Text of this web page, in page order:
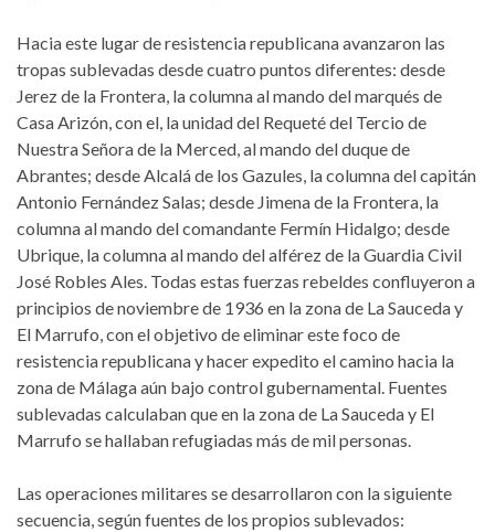
Hacia este lugar de resistencia republicana avanzaron las
tropas sublevadas desde cuatro puntos diferentes: desde
Jerez de la Frontera, la columna al mando del marqués de
Casa Arizón, con el, la unidad del Requeté del Tercio de
Nuestra Señora de la Merced, al mando del duque de
Abrantes; desde Alcalá de los Gazules, la columna del capitán
Antonio Fernández Salas; desde Jimena de la Frontera, la
columna al mando del comandante Fermín Hidalgo; desde
Ubrique, la columna al mando del alférez de la Guardia Civil
José Robles Ales. Todas estas fuerzas rebeldes confluyeron a
principios de noviembre de 1936 en la zona de La Sauceda y
El Marrufo, con el objetivo de eliminar este foco de
resistencia republicana y hacer expedito el camino hacia la
zona de Málaga aún bajo control gubernamental. Fuentes
sublevadas calculaban que en la zona de La Sauceda y El
Marrufo se hallaban refugiadas más de mil personas.
Las operaciones militares se desarrollaron con la siguiente
secuencia, según fuentes de los propios sublevados: